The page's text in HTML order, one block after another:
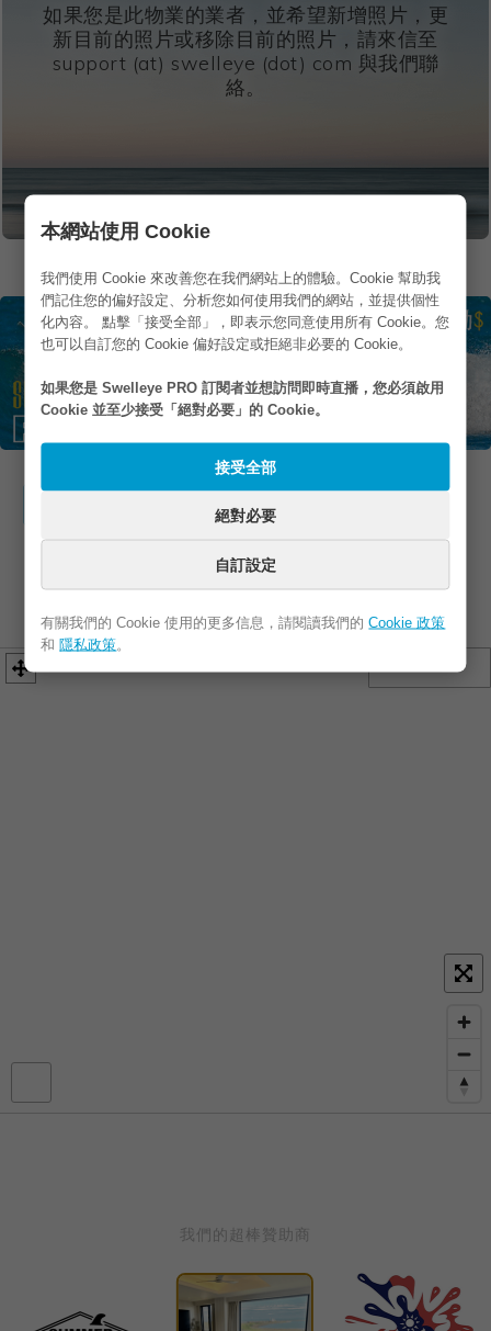
本網站使用 Cookie
我們使用 Cookie 來改善您在我們網站上的體驗。Cookie 幫助我
們記住您的偏好設定、分析您如何使用我們的網站，並提供個性
化內容。 點擊「接受全部」，即表示您同意使用所有 Cookie。您
也可以自訂您的 Cookie 偏好設定或拒絕非必要的 Cookie。
如果您是 Swelleye PRO 訂閱者並想訪問即時直播，您必須啟用
Cookie 並至少接受「絕對必要」的 Cookie。
接受全部
絕對必要
自訂設定
有關我們的 Cookie 使用的更多信息，請閱讀我們的Cookie 政策
和隱私政策。
如果您是此物業的業者，並希望新增照片，更
新目前的照片或移除目前的照片，請來信至
support (at) swelleye (dot) com 與我們聯
絡。
FB / IG
我們的超棒贊助商
狂衝